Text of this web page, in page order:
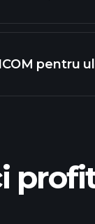
pentru